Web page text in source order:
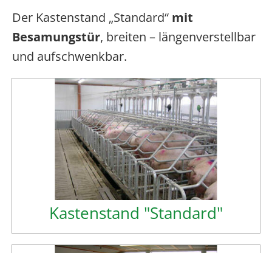
Der Kastenstand „Standard“ mit
Besamungstür, breiten – längenverstellbar
und aufschwenkbar.
Kastenstand "Standard"